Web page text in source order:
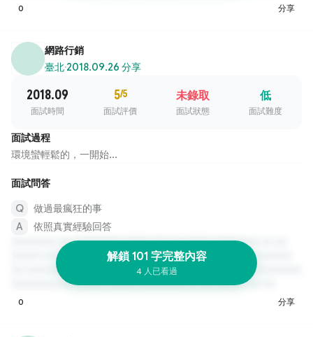
0 分享
網路行銷
臺北·2018.09.26 分享
2018.09
面試時間
5/5
面試評價
未錄取
面試狀態
低
面試難度
面試過程
環境蠻輕鬆的，一開始...
面試問答
做過最瘋狂的事
依照真實經驗回答
解鎖 101 字完整內容
4 人已看過
0 分享